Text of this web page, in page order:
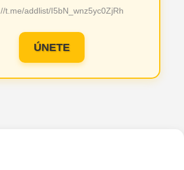
t.me/addlist/I5bN_wnz5yc0ZjRh
ÚNETE